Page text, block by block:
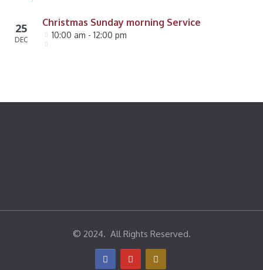
25
DEC
Christmas Sunday morning Service
10:00 am - 12:00 pm
© 2024. All Rights Reserved.